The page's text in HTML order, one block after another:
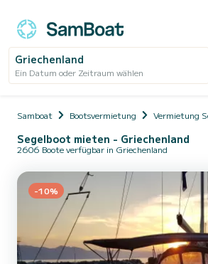
Griechenland
Ein Datum oder Zeitraum wählen
Samboat Bootsvermietung Vermietung
Segelboot mieten - Griechenland
2606 Boote verfügbar in Griechenland
-10%